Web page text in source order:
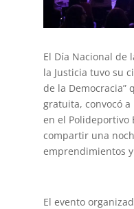
El Día Nacional de
la Justicia tuvo su
de la Democracia”
gratuita, convocó
en el Polideportivo
compartir una
emprendimientos
El evento